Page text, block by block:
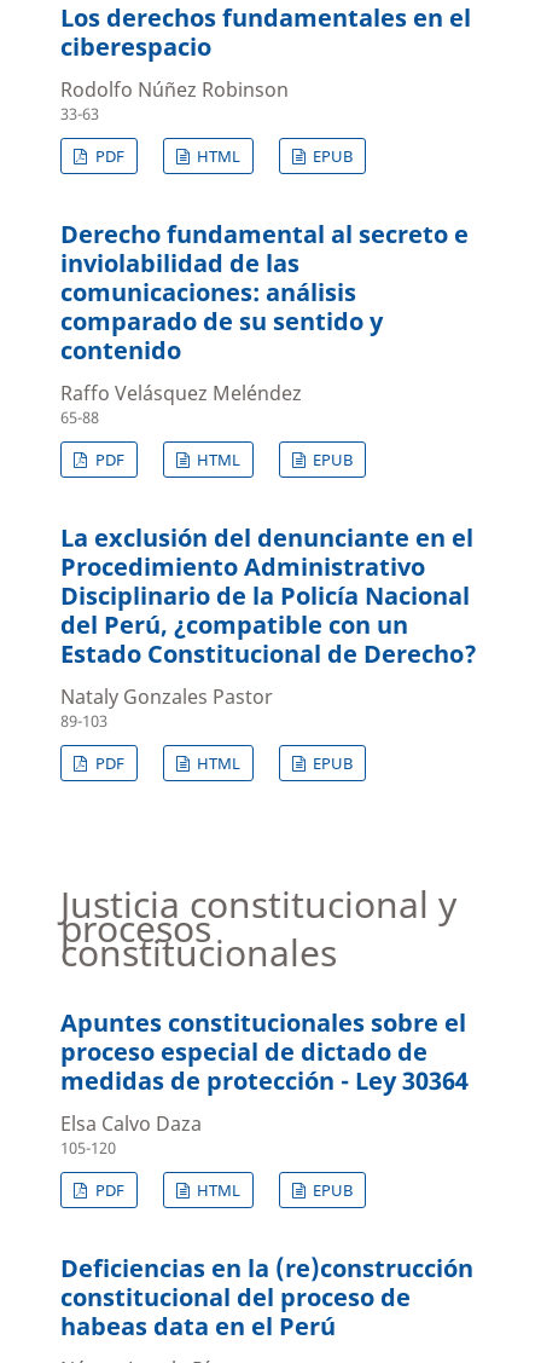
Los derechos fundamentales en el
ciberespacio
Rodolfo Núñez Robinson
33-63
PDF
HTML EPUB
Derecho fundamental al secreto e
inviolabilidad de las
comunicaciones: análisis
comparado de su sentido y
contenido
Raffo Velásquez Meléndez
65-88
PDF
HTML EPUB
La exclusión del denunciante en el
Procedimiento Administrativo
Disciplinario de la Policía Nacional
del Perú, ¿compatible con un
Estado Constitucional de Derecho?
Nataly Gonzales Pastor
89-103
PDF
HTML EPUB
Justicia constitucional y
procesos
constitucionales
Apuntes constitucionales sobre el
proceso especial de dictado de
medidas de protección - Ley 30364
Elsa Calvo Daza
105-120
PDF
HTML EPUB
Deficiencias en la (re)construcción
constitucional del proceso de
habeas data en el Perú